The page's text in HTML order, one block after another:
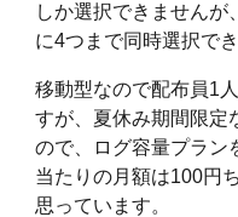
しか選択できませんが
に4つまで同時選択で
移動型なので配布員1
すが、夏休み期間限定
ので、ログ容量プラン
当たりの月額は100円
思っています。